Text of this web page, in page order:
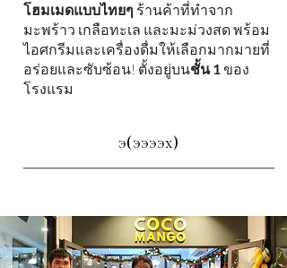
โฮมเมดแบบไทยๆ ร้านค้าที่ทำจาก
มะพร้าว เกลือทะเล และมะม่วงสด พร้อม
ไอศกรีมและเครื่องดื่มให้เลือกมากมายที่
อร่อยและซับซ้อน! ตั้งอยู่บนชั้น 1ของ
โรงแรม
э(ээээх)